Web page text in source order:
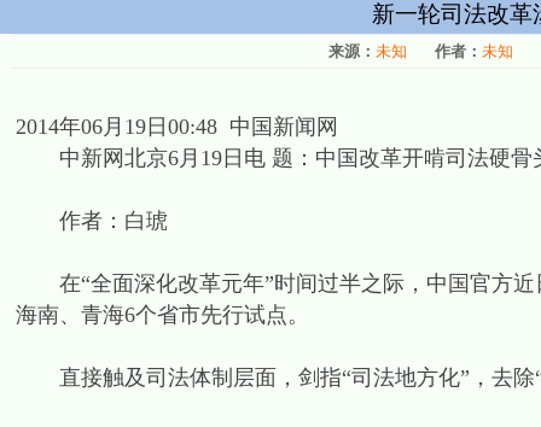
新一轮司法改革
来源： 未知 作者： 未知
2014年06月19日00:48 中国新闻网
中新网北京6月19日电 题：中国改革开啃司法硬骨
作者：白琥
在“全面深化改革元年”时间过半之际，中国官方近
海南、青海6个省市先行试点。
直接触及司法体制层面，剑指“司法地方化”，去除